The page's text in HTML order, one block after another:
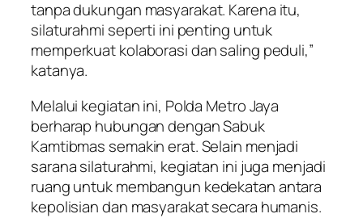
tanpa dukungan masyarakat. Karena itu,
silaturahmi seperti ini penting untuk
memperkuat kolaborasi dan saling peduli,”
katanya.
Melalui kegiatan ini, Polda Metro Jaya
berharap hubungan dengan Sabuk
Kamtibmas semakin erat. Selain menjadi
sarana silaturahmi, kegiatan ini juga menjadi
ruang untuk membangun kedekatan antara
kepolisian dan masyarakat secara humanis.